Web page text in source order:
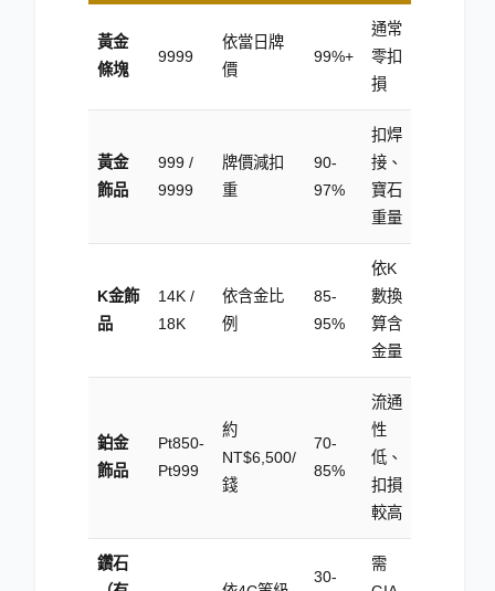
黃金
條塊
9999
依當日牌
價
99%+
通常
零扣
損
黃金
飾品
999 /
9999
牌價減扣
重
90-
97%
扣焊
接、
寶石
重量
K金飾
品
14K /
18K
依含金比
例
85-
95%
依K
數換
算含
金量
鉑金
飾品
Pt850-
Pt999
約
NT$6,500/
錢
70-
85%
流通
性
低、
扣損
較高
鑽石
30-
需